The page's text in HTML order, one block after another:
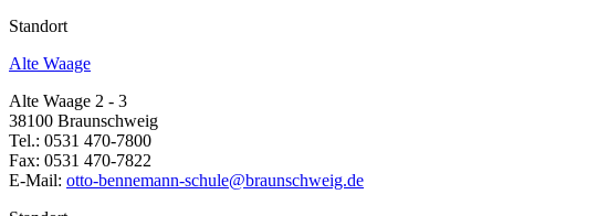
Standort
Alte Waage
Alte Waage 2 - 3
38100 Braunschweig
Tel.: 0531 470-7800
Fax: 0531 470-7822
E-Mail: otto-bennemann-schule@braunschweig.de